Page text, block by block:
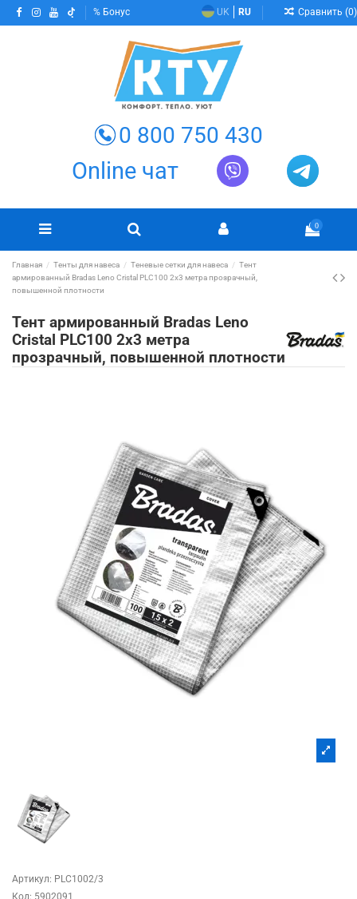
Бонус UK RU Сравнить (0)
0 800 750 430
Online чат
0
Главная Тенты для навеса Теневые сетки для навеса
Тент
армированный Bradas Leno Cristal PLC100 2х3 метра прозрачный,
повышенной плотности
Тент армированный Bradas Leno
Cristal PLC100 2х3 метра
прозрачный, повышенной плотности
Артикул: PLC1002/3
Код: 5902091